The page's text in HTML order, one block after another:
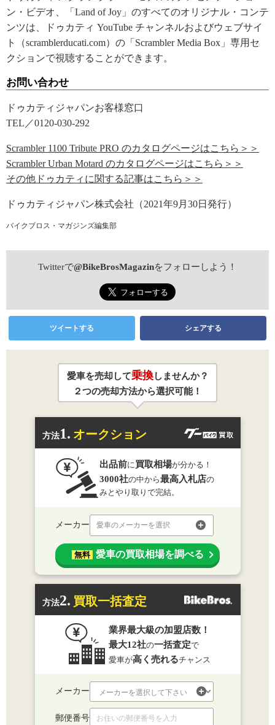
ン・ビデオ、「Land of Joy」のすべてのオリジナル・コンテ
ンツは、ドゥカティ YouTube チャンネルおよびウェブサイ
ト（scramblerducati.com）の「Scrambler Media Box」専用セ
クションで視聴することができます。
お問い合わせ
ドゥカティジャパンお客様窓口
TEL／0120-030-292
Scrambler 1100 Tribute PRO のカタログページはこちら＞＞
Scrambler Urban Motard のカタログページはこちら＞＞
その他ドゥカティに関する記事はこちら＞＞
ドゥカティジャパン株式会社（2021年9月30日発行）
バイクブロス・マガジンズ編集部
Twitterで@BikeBrosMagazinをフォローしよう！
ツイートする シェアする
愛車を売却して乗換しませんか？
２つの売却方法から選択可能！
方法1. オークション
出品前に 買取相場が分かる！
3000社の中から最高入札店の
みとやり取りで完結。
メーカー 愛車のメーカーを選択
無料 愛車の買取相場を調べる
方法2. 買取一括査定
業界最大級の加盟店数！
最大12社の一括査定で
愛車が高く売れるチャンス
メーカー
郵便番号